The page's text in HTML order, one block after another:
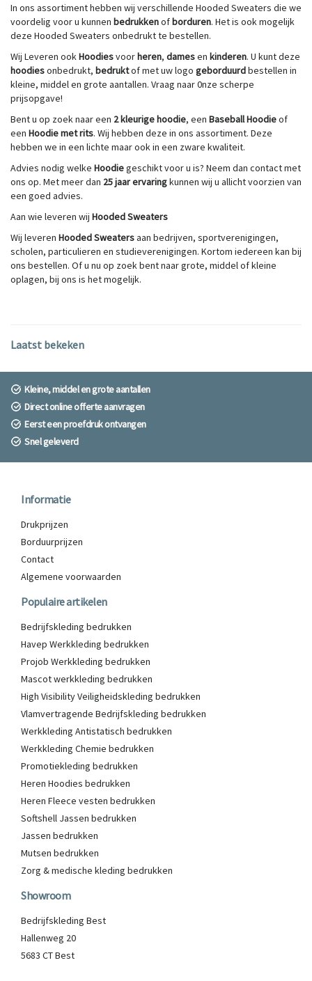
In ons assortiment hebben wij verschillende Hooded Sweaters die we
voordelig voor u kunnen bedrukkenofborduren. Het is ook mogelijk
deze Hooded Sweaters onbedrukt te bestellen.
Wij Leveren ook Hoodiesvoorheren, damesen kinderen. U kunt deze
hoodiesonbedrukt, bedruktof met uw logo geborduurdbestellen in
kleine, middel en grote aantallen. Vraag naar 0nze scherpe
prijsopgave!
Bent u op zoek naar een 2 kleurige hoodie, een Baseball Hoodieof
een Hoodie met rits. Wij hebben deze in ons assortiment. Deze
hebben we in een lichte maar ook in een zware kwaliteit.
Advies nodig welke Hoodiegeschikt voor u is? Neem dan contact met
ons op. Met meer dan 25 jaar ervaringkunnen wij u allicht voorzien van
een goed advies.
Aan wie leveren wij Hooded Sweaters
Wij leveren Hooded Sweatersaan bedrijven, sportverenigingen,
scholen, particulieren en studieverenigingen. Kortom iedereen kan bij
ons bestellen. Of u nu op zoek bent naar grote, middel of kleine
oplagen, bij ons is het mogelijk.
Laatst bekeken
Kleine, middel en grote aantallen
Direct online offerte aanvragen
Eerst een proefdruk ontvangen
Snel geleverd
Informatie
Drukprijzen
Borduurprijzen
Contact
Algemene voorwaarden
Populaire artikelen
Bedrijfskleding bedrukken
Havep Werkkleding bedrukken
Projob Werkkleding bedrukken
Mascot werkkleding bedrukken
High Visibility Veiligheidskleding bedrukken
Vlamvertragende Bedrijfskleding bedrukken
Werkkleding Antistatisch bedrukken
Werkkleding Chemie bedrukken
Promotiekleding bedrukken
Heren Hoodies bedrukken
Heren Fleece vesten bedrukken
Softshell Jassen bedrukken
Jassen bedrukken
Mutsen bedrukken
Zorg & medische kleding bedrukken
Showroom
Bedrijfskleding Best
Hallenweg 20
5683 CT Best